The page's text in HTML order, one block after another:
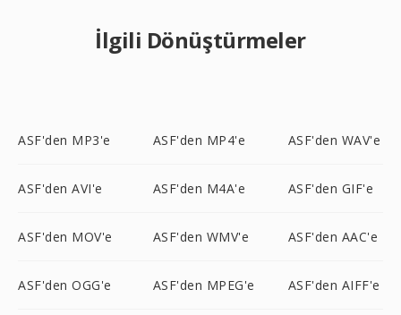
İlgili Dönüştürmeler
ASF'den MP3'e ASF'den MP4'e ASF'den WAV'e
ASF'den AVI'e ASF'den M4A'e ASF'den GIF'e
ASF'den MOV'e ASF'den WMV'e ASF'den AAC'e
ASF'den OGG'e ASF'den MPEG'e ASF'den AIFF'e